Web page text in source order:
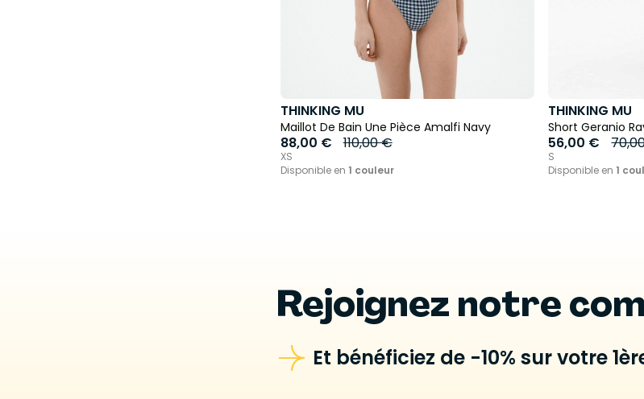
THINKING MU
Maillot De Bain Une Pièce Amalfi Navy
88,00 € 110,00 €
XS
Disponible en 1 couleur
THINKING MU
Short Geranio
56,00 €
S
Disponible en 1
Rejoignez notre
Et bénéficiez de -10% sur votre